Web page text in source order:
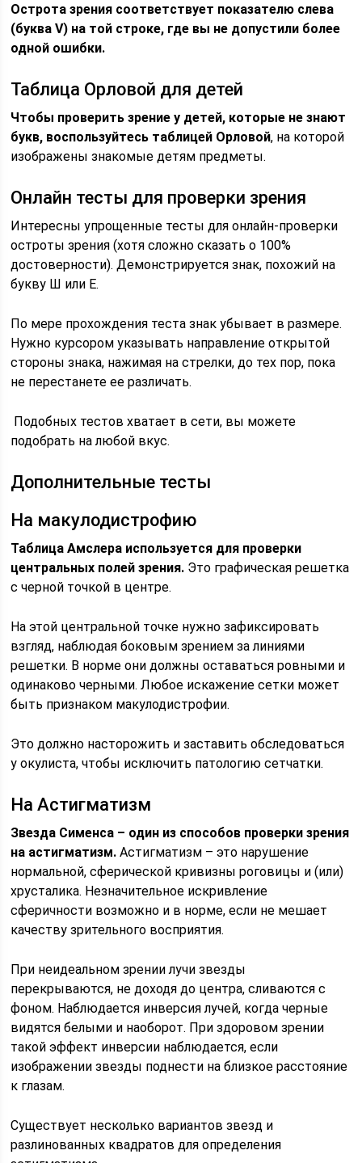
Острота зрения соответствует показателю слева
(буква V) на той строке, где вы не допустили более
одной ошибки.
Таблица Орловой для детей
Чтобы проверить зрение у детей, которые не знают
букв, воспользуйтесь таблицей Орловой, на которой
изображены знакомые детям предметы.
Онлайн тесты для проверки зрения
Интересны упрощенные тесты для онлайн-проверки
остроты зрения (хотя сложно сказать о 100%
достоверности). Демонстрируется знак, похожий на
букву Ш или Е.
По мере прохождения теста знак убывает в размере.
Нужно курсором указывать направление открытой
стороны знака, нажимая на стрелки, до тех пор, пока
не перестанете ее различать.
Подобных тестов хватает в сети, вы можете
подобрать на любой вкус.
Дополнительные тесты
На макулодистрофию
Таблица Амслера используется для проверки
центральных полей зрения. Это графическая решетка
с черной точкой в центре.
На этой центральной точке нужно зафиксировать
взгляд, наблюдая боковым зрением за линиями
решетки. В норме они должны оставаться ровными и
одинаково черными. Любое искажение сетки может
быть признаком макулодистрофии.
Это должно насторожить и заставить обследоваться
у окулиста, чтобы исключить патологию сетчатки.
На Астигматизм
Звезда Сименса – один из способов проверки зрения
на астигматизм. Астигматизм – это нарушение
нормальной, сферической кривизны роговицы и (или)
хрусталика. Незначительное искривление
сферичности возможно и в норме, если не мешает
качеству зрительного восприятия.
При неидеальном зрении лучи звезды
перекрываются, не доходя до центра, сливаются с
фоном. Наблюдается инверсия лучей, когда черные
видятся белыми и наоборот. При здоровом зрении
такой эффект инверсии наблюдается, если
изображении звезды поднести на близкое расстояние
к глазам.
Существует несколько вариантов звезд и
разлинованных квадратов для определения